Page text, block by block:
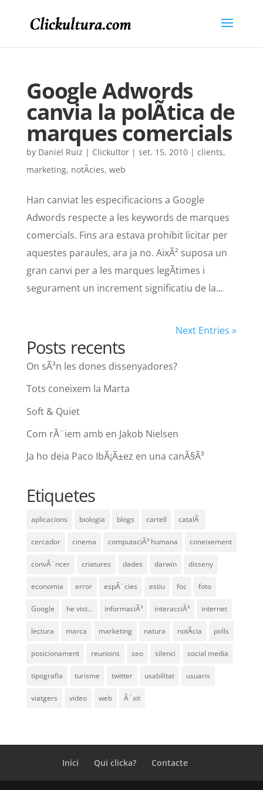
Google Adwords
canvia la polÃ­tica de
marques comercials
by Daniel Ruiz | Clickultor| set. 15, 2010| clients,
marketing, notÃ­cies, web
Han canviat les especificacions a Google
Adwords respecte a les keywords de marques
comercials. Fins ara estava prohibit licitar per
aquestes paraules, ara ja no. AixÃ² suposa un
gran canvi per a les marques legÃ­times i
segurament un increment significatiu de la...
Next Entries »
Posts recents
On sÃ³n les dones dissenyadores?
Tots coneixem la Marta
Soft & Quiet
Com rÃ¨iem amb en Jakob Nielsen
Ja ho deia Paco IbÃ¡Ã±ez en una canÃ§Ã³
Etiquetes
aplicacions biologia blogs cartell catalÃ
cercador cinema computaciÃ³ humana coneixement
convÃ¨ncer criatures dades darwin disseny
economia error espÃ¨cies estiu foc foto
Google he vist... informaciÃ³ interacciÃ³ internet
lectura marca marketing natura notÃ­cia polls
posicionament reunions seo silenci social media
tipografia turisme twitter usabilitat usuaris
viatgers video web Ã¨xit
Inici Qui clicka? Contacte